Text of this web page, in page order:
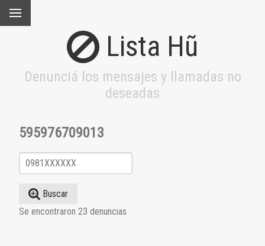
Lista Hũ
Denunciá los mensajes y llamadas no
deseadas
595976709013
Buscar
Se encontraron 23 denuncias